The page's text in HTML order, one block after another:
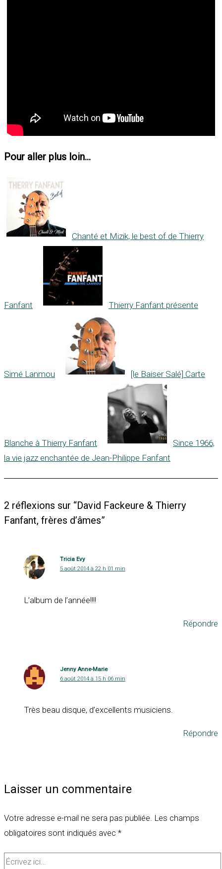
Pour aller plus loin...
Chanté et Mizik, le best of de Thierry
Fanfant Thierry Fanfant présente
Simé Lanmou [le Baiser Salé] Carte
Blanche à Thierry Fanfant
Since 1966,
la vie jazz enchantée de Jean-Philippe Fanfant
2 réflexions sur “David Fackeure & Thierry
Fanfant, frères d’âmes”
Tricia Evy
5 août 2014 à 22 h 01 min
L’album de l’année!!!!
Répondre
Jenny Anne-Marie
6 août 2014 à 15 h 06 min
Très beau disque, d’excellents musiciens.
Répondre
Laisser un commentaire
Votre adresse e-mail ne sera pas publiée. Les champs
obligatoires sont indiqués avec *
Écrivez